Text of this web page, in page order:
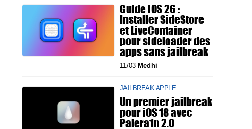
Guide iOS 26 :
Installer SideStore
et LiveContainer
pour sideloader des
apps sans jailbreak
11/03 Medhi
JAILBREAK APPLE
Un premier jailbreak
pour iOS 18 avec
Palera1n 2.0